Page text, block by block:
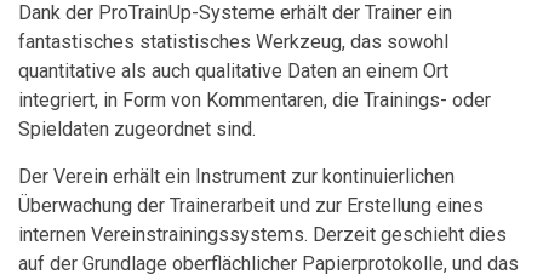
Dank der ProTrainUp-Systeme erhält der Trainer ein
fantastisches statistisches Werkzeug, das sowohl
quantitative als auch qualitative Daten an einem Ort
integriert, in Form von Kommentaren, die Trainings- oder
Spieldaten zugeordnet sind.
Der Verein erhält ein Instrument zur kontinuierlichen
Überwachung der Trainerarbeit und zur Erstellung eines
internen Vereinstrainingssystems. Derzeit geschieht dies
auf der Grundlage oberflächlicher Papierprotokolle, und das